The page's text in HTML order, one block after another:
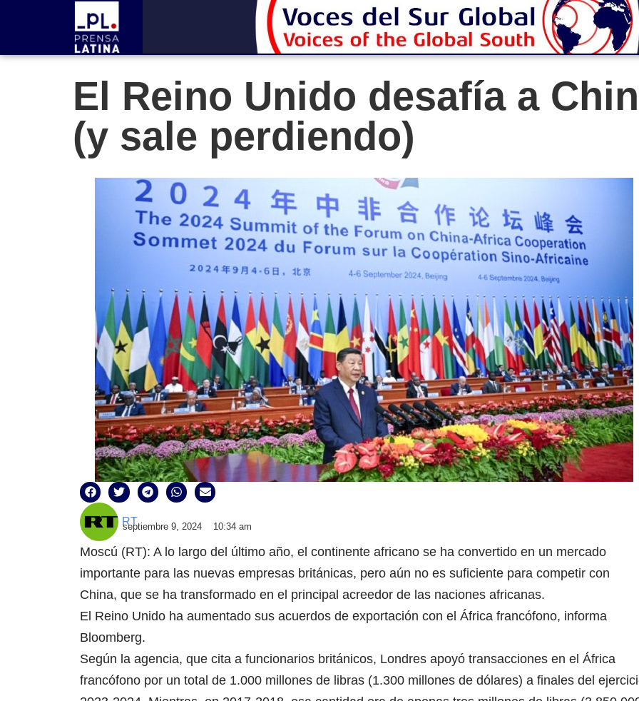
El Reino Unido desafía a
(y sale perdiendo)
RT
septiembre 9, 2024 10:34 am
Moscú (RT): A lo largo del último año, el continente africano se ha convertido en un mercado
importante para las nuevas empresas británicas, pero aún no es suficiente para competir con
China, que se ha transformado en el principal acreedor de las naciones africanas.
El Reino Unido ha aumentado sus acuerdos de exportación con el África francófono, informa
Bloomberg.
Según la agencia, que cita a funcionarios británicos, Londres apoyó transacciones en el África
francófono por un total de 1.000 millones de libras (1.300 millones de dólares) a finales del